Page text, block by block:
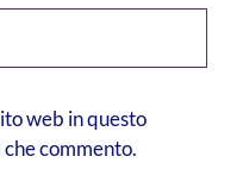
web in questo
commento.